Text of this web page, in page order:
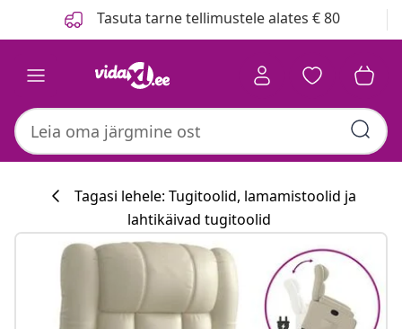
Tasuta tarne tellimustele alates € 80
Tagasi lehele: Tugitoolid, lamamistoolid ja
lahtikäivad tugitoolid